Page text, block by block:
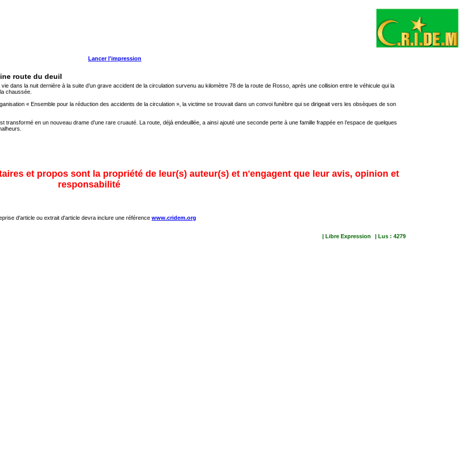
Lancer l'impression
route du deuil
dans la nuit dernière à la suite d’un grave accident de la circulation survenu au kilomètre 78 de la route de Rosso, après une collision entre le véhicule qui la
chaussée.
« Ensemble pour la réduction des accidents de la circulation », la victime se trouvait dans un convoi funèbre qui se dirigeait vers les obsèques de son
transformé en un nouveau drame d’une rare cruauté. La route, déjà endeuillée, a ainsi ajouté une seconde perte à une famille frappée en l’espace de quelques
et propos sont la propriété de leur(s) auteur(s) et n'engagent que leur avis, opinion et
responsabilité
d'article ou extrait d'article devra inclure une référence www.cridem.org
| Libre Expression
| Lus : 4279